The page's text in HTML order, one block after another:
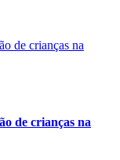
de crianças na